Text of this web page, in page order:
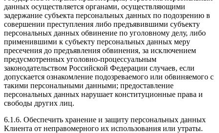
данных осуществляется органами, осуществляющими
задержание субъекта персональных данных по подозрению в
совершении преступления либо предъявившими субъекту
персональных данных обвинение по уголовному делу, либо
применившими к субъекту персональных данных меру
пресечения до предъявления обвинения, за исключением
предусмотренных уголовно-процессуальным
законодательством Российской Федерации случаев, если
допускается ознакомление подозреваемого или обвиняемого с
такими персональными данными; предоставление
персональных данных нарушает конституционные права и
свободы других лиц.
6.1.6. Обеспечить хранение и защиту персональных данных
Клиента от неправомерного их использования или утраты.